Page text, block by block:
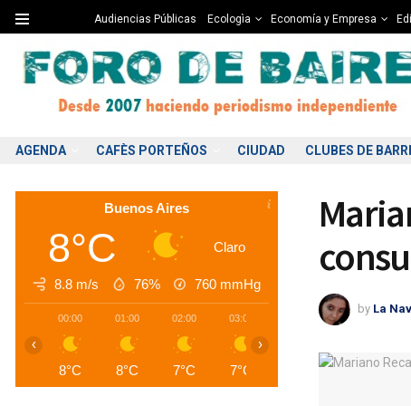
Audiencias Públicas Ecologìa Economía y Empresa
AGENDA CAFÈS PORTEÑOS CIUDAD CLUBES DE
by La
Buenos Aires
8°C Claro
8.8 m/s 76% 760 mmHg
00:00
8°C
01:00
8°C
02:00
7°C
03:00
7°C
05:00
6°C
‹ ›